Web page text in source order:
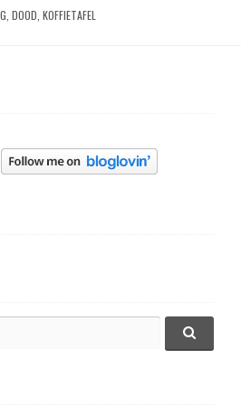
DOOD KOFFIETAFEL